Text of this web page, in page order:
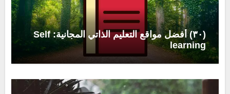
(٣٠) أفضل مواقع التعليم الذاتي المجانية: Self
learning